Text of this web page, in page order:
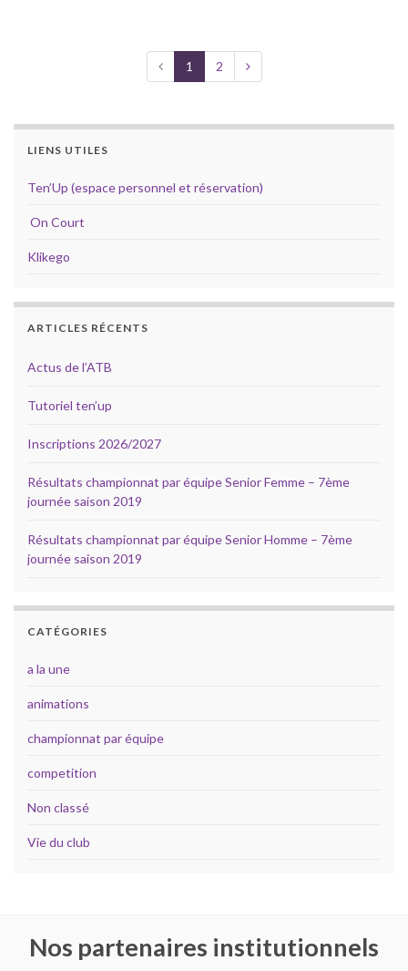
1 2
LIENS UTILES
Ten’Up (espace personnel et réservation)
On Court
Klikego
ARTICLES RÉCENTS
Actus de l’ATB
Tutoriel ten’up
Inscriptions 2026/2027
Résultats championnat par équipe Senior Femme – 7ème
journée saison 2019
Résultats championnat par équipe Senior Homme – 7ème
journée saison 2019
CATÉGORIES
a la une
animations
championnat par équipe
competition
Non classé
Vie du club
Nos partenaires institutionnels